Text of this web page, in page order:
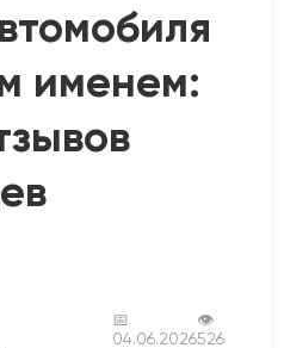
именем:
📅
04.06.2026
👁
526